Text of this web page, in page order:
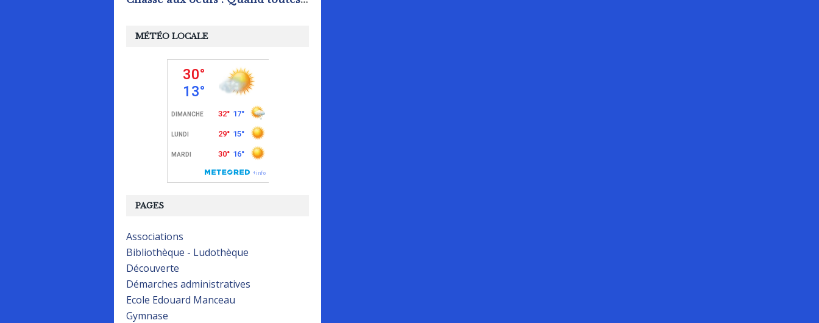
PAGES
Associations
Bibliothèque - Ludothèque
Découverte
Démarches administratives
Ecole Edouard Manceau
Gymnase
MÉTÉO LOCALE